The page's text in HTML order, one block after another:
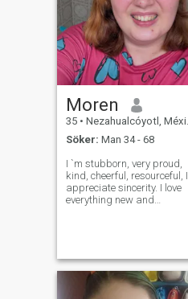
Moren
35 • Nezahualcóyotl, México, Mexico
Söker: Man 34 - 68
I `m stubborn, very proud,
kind, cheerful, resourceful, I
appreciate sincerity. I love
everything new and
love.